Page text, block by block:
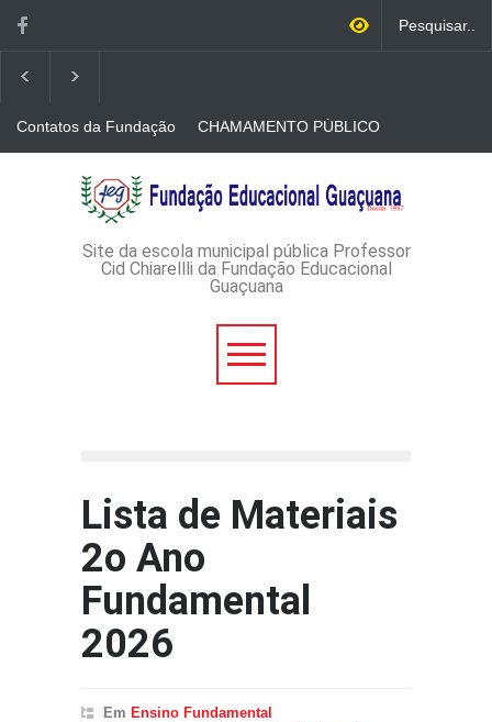
Contatos da Fundação
CHAMAMENTO PÚBLICO
CREDENCIAMENTO DE
IMPRESSOS
AVISO DE DISPENSA DE
LICITAÇÃO - DISPENSA DE
LICITAÇÃO Nº 53/2026-
ADMINISTRATIVO Nº
Site da escola municipal pública Professor
Cid Chiarellli da Fundação Educacional
Guaçuana
Lista de Materiais
2o Ano
Fundamental
2026
Em Ensino Fundamental